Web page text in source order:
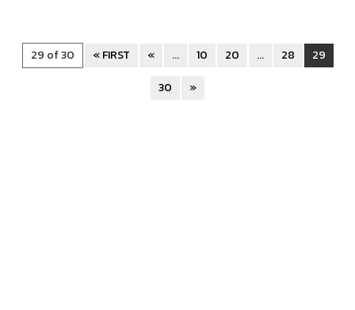
29 of 30 « FIRST « ... 10 20 ... 28
29
30
»